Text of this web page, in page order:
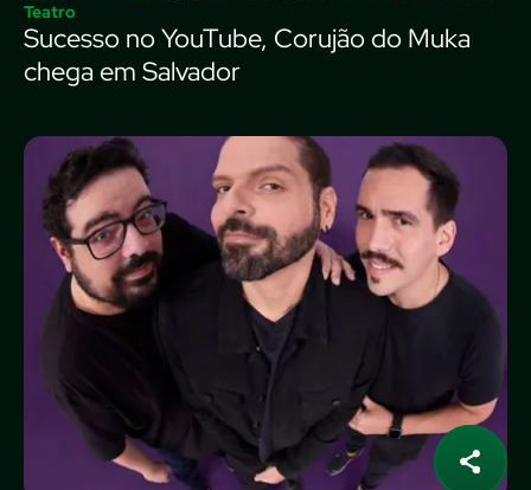
Teatro
Sucesso no YouTube, Corujão do Muka
chega em Salvador